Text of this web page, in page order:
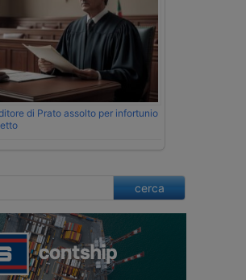
di Prato assolto per infortunio
cerca